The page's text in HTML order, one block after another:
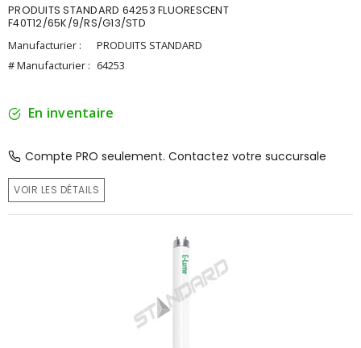
PRODUITS STANDARD 64253 FLUORESCENT
F40T12/65K/9/RS/G13/STD
Manufacturier :
PRODUITS STANDARD
# Manufacturier : 64253
En inventaire
Compte PRO seulement. Contactez votre succursale
VOIR LES DÉTAILS